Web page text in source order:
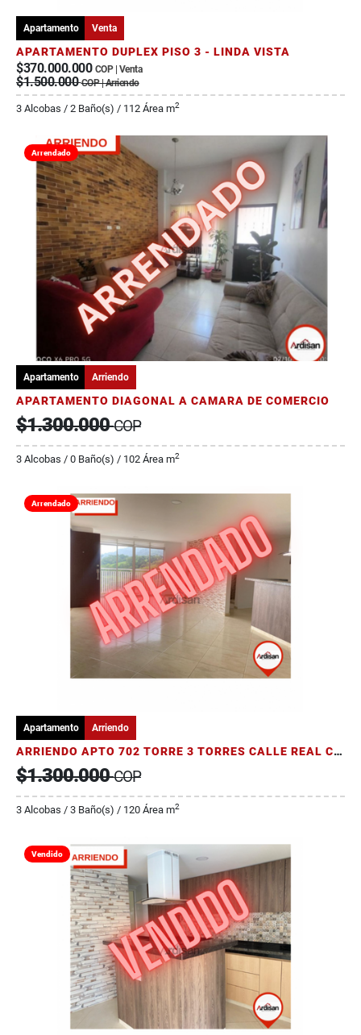
Apartamento Venta
APARTAMENTO DUPLEX PISO 3 - LINDA VISTA
$370.000.000 COP | Venta
$1.500.000COP | Arriendo
3 Alcobas / 2 Baño(s) / 112 Área m2
Arrendado
Apartamento Arriendo
APARTAMENTO DIAGONAL A CAMARA DE COMERCIO
$1.300.000COP
3 Alcobas / 0 Baño(s) / 102 Área m2
Arrendado
Apartamento Arriendo
ARRIENDO APTO 702 TORRE 3 TORRES CALLE REAL CON DOS PARQUEADEROS
$1.300.000COP
3 Alcobas / 3 Baño(s) / 120 Área m2
Vendido